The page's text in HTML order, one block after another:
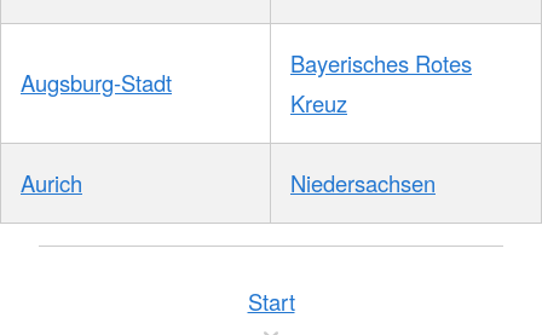
Augsburg-Stadt
Bayerisches Rotes
Kreuz
Aurich Niedersachsen
Start